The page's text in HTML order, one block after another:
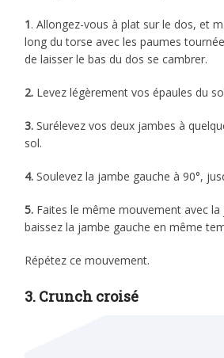
1. Allongez-vous à plat sur le dos, et
long du torse avec les paumes
de laisser le bas du dos se cambrer.
2. Levez légèrement vos épaules du
3.Surélevez vos deux jambes à
sol.
4.Soulevez la jambe gauche à 90°,
5. Faites le même mouvement avec
baissez la jambe gauche en même
Répétez ce mouvement.
3. Crunch croisé